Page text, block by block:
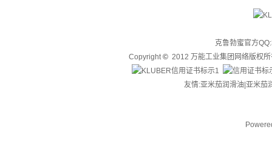
克鲁勃蜜官方
Copyright© 2012 万能工业集团网络版权
友情:亚米茄润滑油| 亚米茄